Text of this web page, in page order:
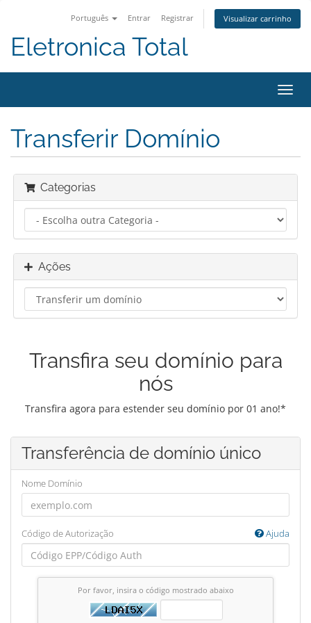
Português Entrar Registrar Visualizar carrinho
Eletronica Total
Transferir Domínio
Categorias
Ações
Transfira seu domínio para
nós
Transfira agora para estender seu domínio por 01 ano!*
Transferência de domínio único
Nome Domínio
Código de Autorização Ajuda
Por favor, insira o código mostrado abaixo